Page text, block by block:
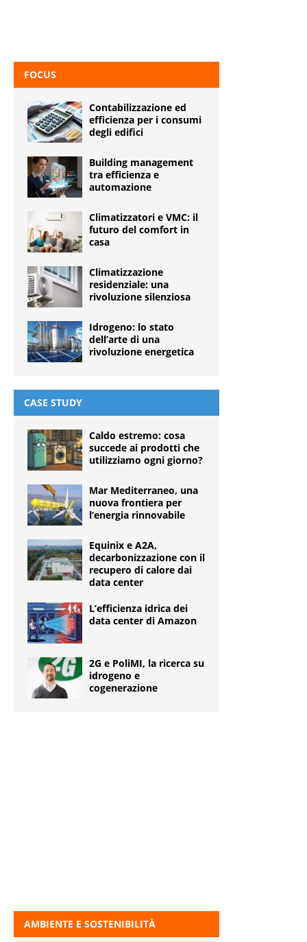
FOCUS
Contabilizzazione ed
efficienza per i consumi
degli edifici
Building management
tra efficienza e
automazione
Climatizzatori e VMC: il
futuro del comfort in
casa
Climatizzazione
residenziale: una
rivoluzione silenziosa
Idrogeno: lo stato
dell’arte di una
rivoluzione energetica
CASE STUDY
Caldo estremo: cosa
succede ai prodotti che
utilizziamo ogni giorno?
Mar Mediterraneo, una
nuova frontiera per
l’energia rinnovabile
Equinix e A2A,
decarbonizzazione con il
recupero di calore dai
data center
L’efficienza idrica dei
data center di Amazon
2G e PoliMI, la ricerca su
idrogeno e
cogenerazione
AMBIENTE E SOSTENIBILITÀ